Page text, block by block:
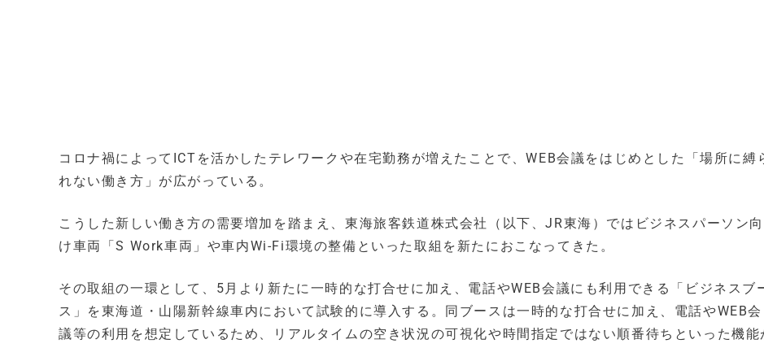
コロナ禍によってICTを活かしたテレワークや在宅勤務が増えたことで、WEB会議をはじめとした「場所に縛
れない働き方」が広がっている。
こうした新しい働き方の需要増加を踏まえ、東海旅客鉄道株式会社（以下、JR東海）ではビジネスパーソン向
け車両「S Work車両」や車内Wi-Fi環境の整備といった取組を新たにおこなってきた。
その取組の一環として、5月より新たに一時的な打合せに加え、電話やWEB会議にも利用できる「ビジネスブ
ス」を東海道・山陽新幹線車内において試験的に導入する。同ブースは一時的な打合せに加え、電話やWEB会
議等の利用を想定しているため、リアルタイムの空き状況の可視化や時間指定ではない順番待ちといった機能